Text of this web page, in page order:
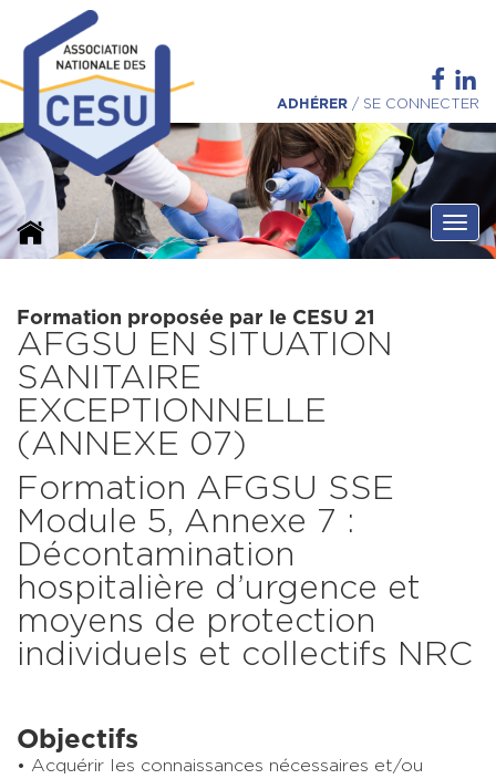
ADHÉRER / SE CONNECTER
Formation proposée par le CESU 21
AFGSU EN SITUATION
SANITAIRE
EXCEPTIONNELLE
(ANNEXE 07)
Formation AFGSU SSE
Module 5, Annexe 7 :
Décontamination
hospitalière d’urgence et
moyens de protection
individuels et collectifs NRC
Objectifs
Acquérir les connaissances nécessaires et/ou